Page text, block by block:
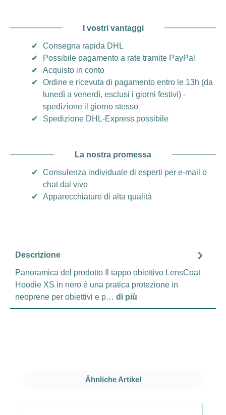
I vostri vantaggi
✔
Consegna rapida DHL
✔
Possibile pagamento a rate tramite PayPal
✔
Acquisto in conto
✔
Ordine e ricevuta di pagamento entro le 13h (da
lunedì a venerdì, esclusi i giorni festivi) -
spedizione il giorno stesso
✔
Spedizione DHL-Express possibile
La nostra promessa
✔
Consulenza individuale di esperti per e-mail o
chat dal vivo
✔
Apparecchiature di alta qualità
Descrizione
Panoramica del prodotto Il tappo obiettivo LensCoat
Hoodie XS in nero è una pratica protezione in
neoprene per obiettivi e p… di più
Salta la galleria dei prodotti
Ähnliche Artikel